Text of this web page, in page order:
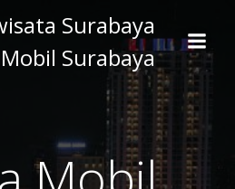
to
content
Surabaya
Surabaya